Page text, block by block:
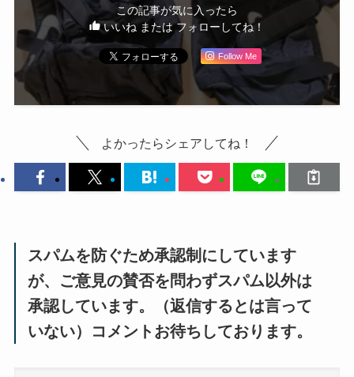
この記事が気に入ったら
いいね または フォローしてね！
Follow Me
よかったらシェアしてね！
スパムを防ぐため承認制にしています
が、ご意見の賛否を問わずスパム以外は
承認しています。（返信するとは言って
いない）コメントお待ちしております。